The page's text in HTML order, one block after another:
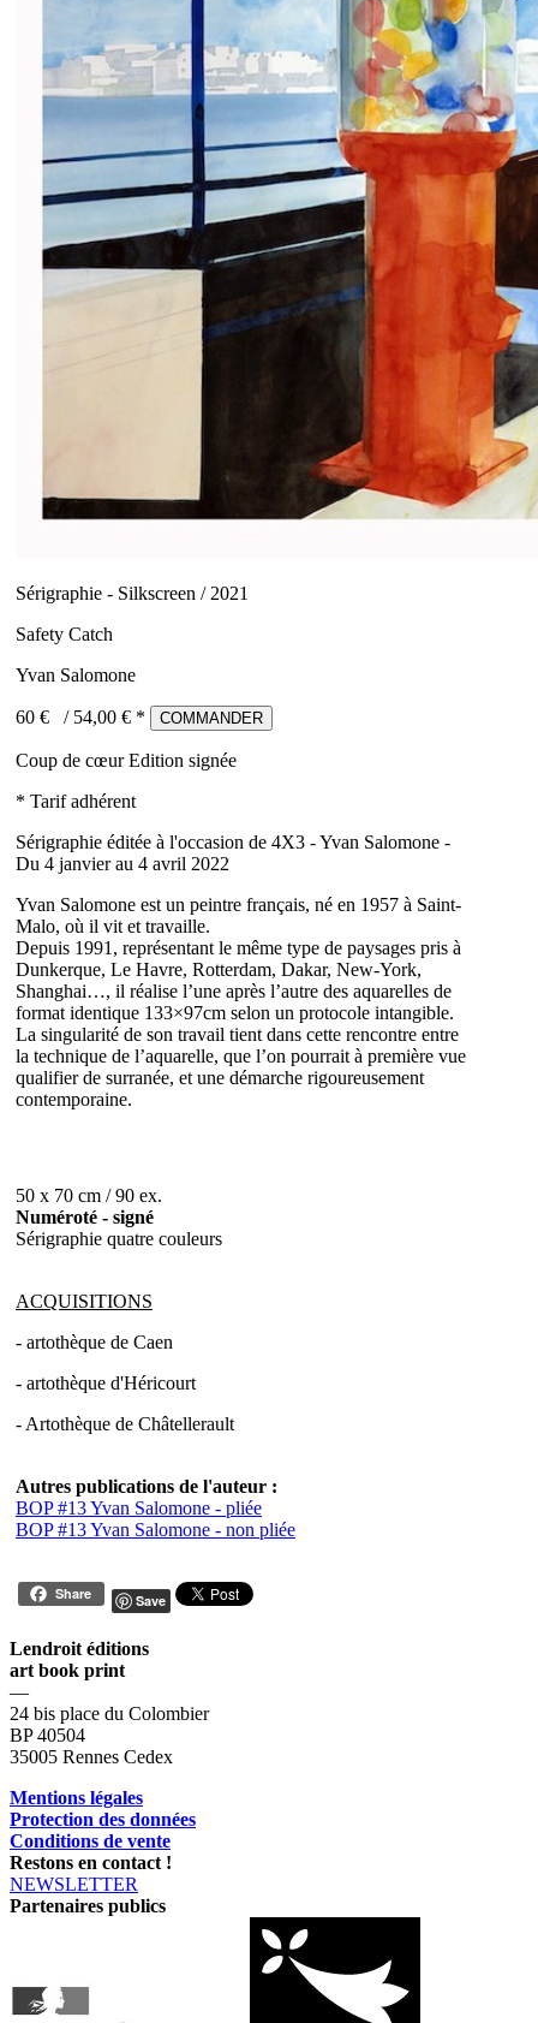
Sérigraphie - Silkscreen / 2021
Safety Catch
Yvan Salomone
60 € / 54,00 € * COMMANDER
Coup de cœur Edition signée
* Tarif adhérent
Sérigraphie éditée à l'occasion de 4X3 - Yvan Salomone -
Du 4 janvier au 4 avril 2022
Yvan Salomone est un peintre français, né en 1957 à Saint-
Malo, où il vit et travaille.
Depuis 1991, représentant le même type de paysages pris à
Dunkerque, Le Havre, Rotterdam, Dakar, New-York,
Shanghai…, il réalise l’une après l’autre des aquarelles de
format identique 133×97cm selon un protocole intangible.
La singularité de son travail tient dans cette rencontre entre
la technique de l’aquarelle, que l’on pourrait à première vue
qualifier de surranée, et une démarche rigoureusement
contemporaine.
50 x 70 cm / 90 ex.
Numéroté - signé
Sérigraphie quatre couleurs
ACQUISITIONS
- artothèque de Caen
- artothèque d'Héricourt
- Artothèque de Châtellerault
Autres publications de l'auteur :
BOP #13 Yvan Salomone - pliée
BOP #13 Yvan Salomone - non pliée
Share Save
Lendroit éditions
art book print
—
24 bis place du Colombier
BP 40504
35005 Rennes Cedex
Mentions légales
Protection des données
Conditions de vente
Restons en contact !
NEWSLETTER
Partenaires publics